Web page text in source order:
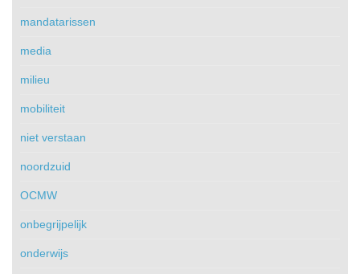
mandatarissen
media
milieu
mobiliteit
niet verstaan
noordzuid
OCMW
onbegrijpelijk
onderwijs